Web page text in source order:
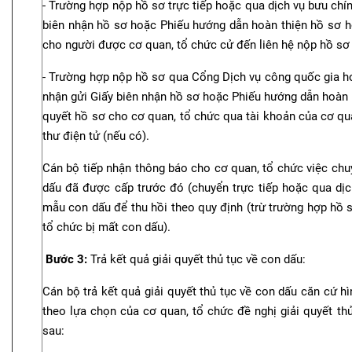
- Trường hợp nộp hồ sơ trực tiếp hoặc qua dịch vụ bưu
biên nhận hồ sơ hoặc Phiếu hướng dẫn hoàn thiện hồ
cho người được cơ quan, tổ chức cử đến liên hệ nộp hồ
- Trường hợp nộp hồ sơ qua Cổng Dịch vụ công quốc gia
nhận gửi Giấy biên nhận hồ sơ hoặc Phiếu hướng dẫn
quyết hồ sơ cho cơ quan, tổ chức qua tài khoản của cơ
thư điện tử (nếu có).
Cán bộ tiếp nhận thông báo cho cơ quan, tổ chức việc
dấu đã được cấp trước đó (chuyển trực tiếp hoặc qua
mẫu con dấu để thu hồi theo quy định (trừ trường hợp hồ
tổ chức bị mất con dấu).
Bước 3: Trả kết quả giải quyết thủ tục về con dấu:
Cán bộ trả kết quả giải quyết thủ tục về con dấu căn cứ
theo lựa chọn của cơ quan, tổ chức đề nghị giải quyết
sau: